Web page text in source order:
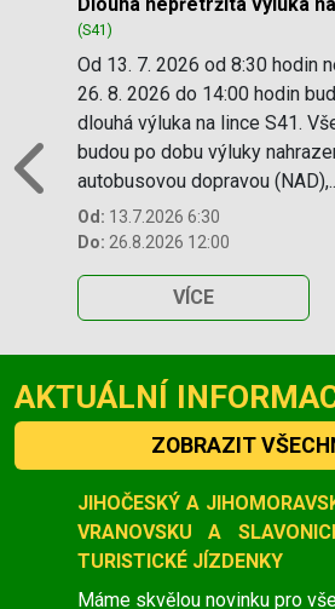
Dlouhá nepřetržitá výluka
(S41)
Od 13. 7. 2026 od 8:30 hodin
26. 8. 2026 do 14:00 hodin
dlouhá výluka na lince S41.
budou po dobu výluky
autobusovou dopravou
Od: 13.7.2026 6:30
Do: 26.8.2026 12:00
VÍCE
Previous
AKTUÁLNÍ
ZOBRAZIT
Slide 1 of 2
JIHOČESKÝ A
VRANOVSKU A
TURISTICKÉ JÍZDENKY
Máme skvělou novinku pro